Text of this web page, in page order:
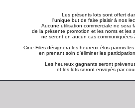
Les présents lots sont offert
l'unique but de faire plaisir à nos
Aucune utilisation commerciale ne sera
de la présente promotion et les noms et les
ne seront en aucun cas communiquées
Cine-Files désignera les heureux élus parmis
en prenant soin d'éliminer les
Les heureux gagnants seront
et les lots seront envoyés par